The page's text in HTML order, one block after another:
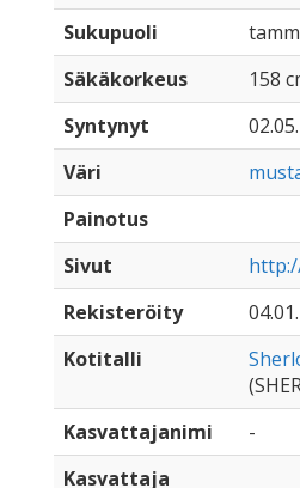
Sukupuoli
Säkäkorkeus
158
Syntynyt
Väri
Painotus
Sivut
Rekisteröity
Kotitalli
Kasvattajanimi
-
Kasvattaja